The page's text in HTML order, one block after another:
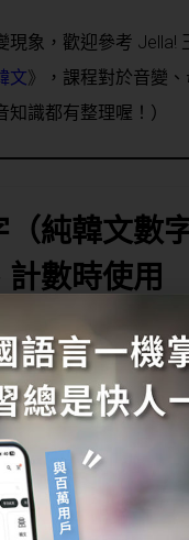
現象，歡迎參考 Jella!
文》
，課程對於音變
識都有整理喔！）
（純韓文數
數時使用
國，對中文母語者而
文，需要靠背誦記起。
：用於需要計
量、口令
請注意，分、秒是用